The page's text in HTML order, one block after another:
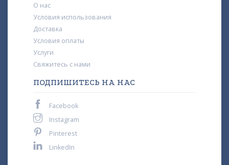
О нас
Условия использования
Доставка
Условия оплаты
Услуги
Свяжитесь с нами
ПОДПИШИТЕСЬ НА НАС
Facebook
Instagram
Pinterest
LinkedIn